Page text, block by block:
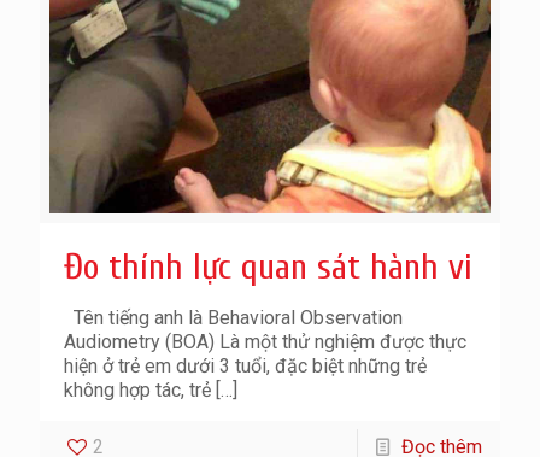
Đo thính lực quan sát hành vi
Tên tiếng anh là Behavioral Observation
Audiometry (BOA) Là một thử nghiệm được thực
hiện ở trẻ em dưới 3 tuổi, đặc biệt những trẻ
không hợp tác, trẻ […]
2 Đọc thêm